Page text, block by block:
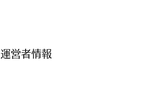
運営者情報